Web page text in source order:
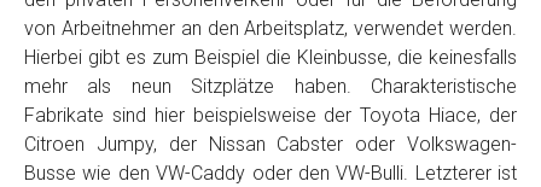
von Arbeitnehmer an den Arbeitsplatz, verwendet werden.
Hierbei gibt es zum Beispiel die Kleinbusse, die keinesfalls
mehr als neun Sitzplätze haben. Charakteristische
Fabrikate sind hier beispielsweise der Toyota Hiace, der
Citroen Jumpy, der Nissan Cabster oder Volkswagen-
Busse wie den VW-Caddy oder den VW-Bulli. Letzterer ist